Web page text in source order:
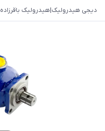
دیجی هیدرولیک|هیدرولیک باقرزاده